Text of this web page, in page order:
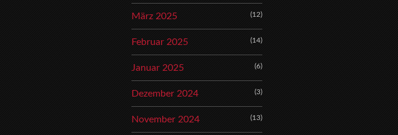
März 2025 (12)
Februar 2025 (14)
Januar 2025 (6)
Dezember 2024 (3)
November 2024 (13)